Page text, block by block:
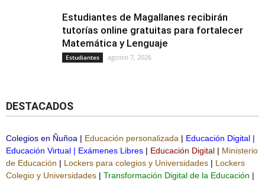
Estudiantes de Magallanes recibirán
tutorías online gratuitas para fortalecer
Matemática y Lenguaje
Estudiantes agosto 7, 2026
DESTACADOS
Colegios en Ñuñoa | Educación personalizada | Educación Digital |
Educación Virtual | Exámenes Libres | Educación Digital | Ministerio
de Educación | Lockers para colegios y Universidades | Lockers
Colegio y Universidades | Transformación Digital de la Educación |